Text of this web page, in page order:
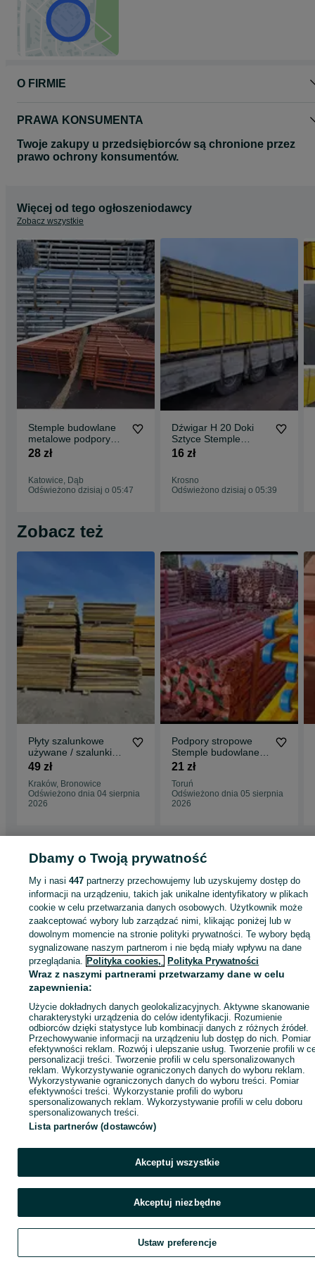
O FIRMIE
PRAWA KONSUMENTA
Twoje zakupy u przedsiębiorców są chronione przez
prawo ochrony konsumentów.
Więcej od tego ogłoszeniodawcy
Zobacz wszystkie
Stemple budowlane
metalowe podpory
Stropowe Dźwigary
płyta szalunkowa
trójnogi stojak Korony
28 zł
Katowice, Dąb
Odświeżono dzisiaj o 05:47
Dźwigar H 20 Doki
Sztyce Stemple
Budowlane Podpory
16 zł
Krosno
Odświeżono dzisiaj o 05:39
Zobacz też
Płyty szalunkowe
używane / szalunki
stropowe Peri / sklejki
Peri NAJTANIEJ
49 zł
Kraków, Bronowice
Odświeżono dnia 04 sierpnia
2026
Podpory stropowe
Stemple budowlane
Stempel stalowy
21 zł
Toruń
Odświeżono dnia 05 sierpnia
2026
Strona główna Budowa i Remont
Małopolskie
Szalunki - Wysoka
KATEGORIA
1039688253 Wyświetlenia:
Zadzwoń / SMS
Dbamy o Twoją prywatność
My i nasi447 partnerzy przechowujemy lub uzyskujemy dostęp do
informacji na urządzeniu, takich jak unikalne identyfikatory w plikach
cookie w celu przetwarzania danych osobowych. Użytkownik może
zaakceptować wybory lub zarządzać nimi, klikając poniżej lub w
dowolnym momencie na stronie polityki prywatności. Te wybory będą
sygnalizowane naszym partnerom i nie będą miały wpływu na dane
przeglądania. Polityka cookies, Polityka Prywatności
Wraz z naszymi partnerami przetwarzamy dane w celu
zapewnienia:
Użycie dokładnych danych geolokalizacyjnych. Aktywne skanowanie
charakterystyki urządzenia do celów identyfikacji. Rozumienie
odbiorców dzięki statystyce lub kombinacji danych z różnych źródeł.
Przechowywanie informacji na urządzeniu lub dostęp do nich. Pomiar
efektywności reklam. Rozwój i ulepszanie usług. Tworzenie profili w
personalizacji treści. Tworzenie profili w celu spersonalizowanych
reklam. Wykorzystywanie ograniczonych danych do wyboru reklam.
Wykorzystywanie ograniczonych danych do wyboru treści. Pomiar
efektywności treści. Wykorzystanie profili do wyboru
spersonalizowanych reklam. Wykorzystywanie profili w celu doboru
spersonalizowanych treści.
Lista partnerów (dostawców)
Akceptuj wszystkie
Akceptuj niezbędne
Ustaw preferencje